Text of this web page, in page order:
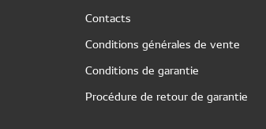
Contacts
Conditions générales de vente
Conditions de garantie
Procédure de retour de garantie